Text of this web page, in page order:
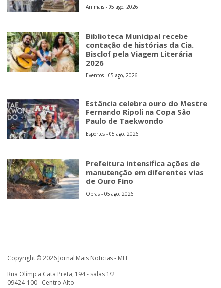
Animais - 05 ago, 2026
Biblioteca Municipal recebe
contação de histórias da Cia.
Bisclof pela Viagem Literária
2026
Eventos - 05 ago, 2026
Estância celebra ouro do Mestre
Fernando Ripoli na Copa São
Paulo de Taekwondo
Esportes - 05 ago, 2026
Prefeitura intensifica ações de
manutenção em diferentes vias
de Ouro Fino
Obras - 05 ago, 2026
Copyright © 2026 Jornal Mais Noticias - MEI
Rua Olímpia Cata Preta, 194 - salas 1/2
09424-100 - Centro Alto